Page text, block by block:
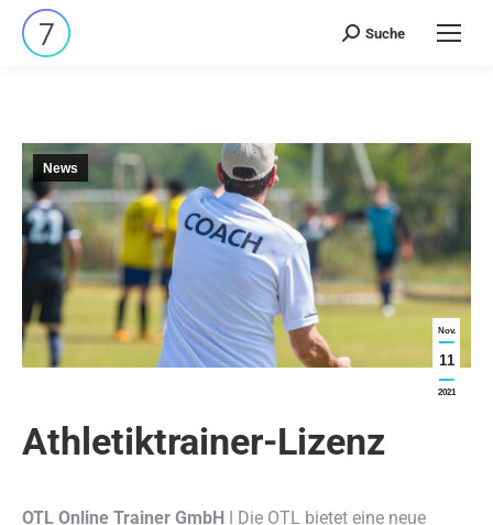
Search:
Suche
Nov.
11
2021
News
Athletiktrainer-Lizenz
OTL Online Trainer GmbH ǀ Die OTL bietet eine neue